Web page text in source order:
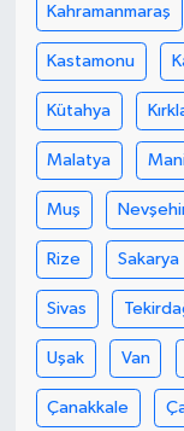
Kahramanmaraş
Kastamonu
Kütahya
Malatya
Muş
Rize Sakarya
Sivas
Uşak Van
Çanakkale